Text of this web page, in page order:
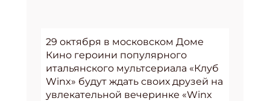
29 октября в московском Доме
Кино героини популярного
итальянского мультсериала «Клуб
Winx» будут ждать своих друзей на
увлекательной вечеринке «Winx